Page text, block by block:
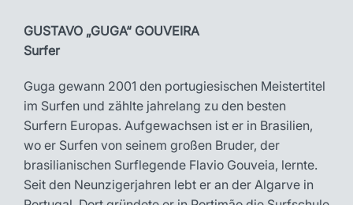
GUSTAVO „GUGA“ GOUVEIRA
Surfer
Guga gewann 2001 den portugiesischen Meistertitel
im Surfen und zählte jahrelang zu den besten
Surfern Europas. Aufgewachsen ist er in Brasilien,
wo er Surfen von seinem großen Bruder, der
brasilianischen Surflegende Flavio Gouveia, lernte.
Seit den Neunzigerjahren lebt er an der Algarve in